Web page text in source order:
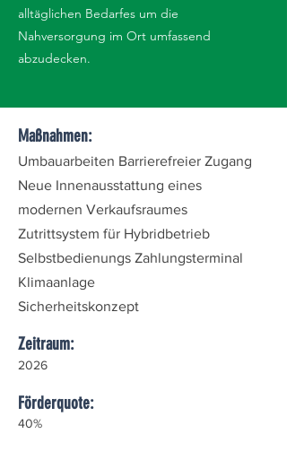
alltäglichen Bedarfes um die
Nahversorgung im Ort umfassend
abzudecken.
Maßnahmen:
Umbauarbeiten Barrierefreier Zugang
Neue Innenausstattung eines
modernen Verkaufsraumes
Zutrittsystem für Hybridbetrieb
Selbstbedienungs Zahlungsterminal
Klimaanlage
Sicherheitskonzept
Zeitraum:
2026
Förderquote:
40%